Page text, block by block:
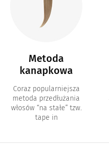
Metoda
kanapkowa
Coraz popularniejsza
metoda przedłużania
włosów “na stałe” tzw.
tape in